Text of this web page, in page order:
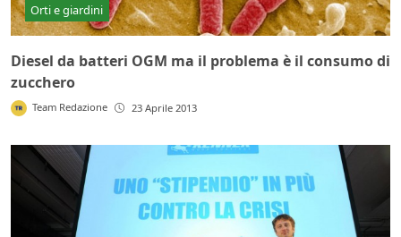
Orti e giardini
Diesel da batteri OGM ma il problema è il consumo di
zucchero
Team Redazione 23 Aprile 2013